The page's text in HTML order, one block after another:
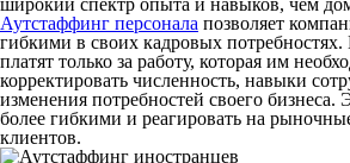
Аутстаффинг персонала позволяет
гибкими в своих кадровых
платят только за работу, которая им
корректировать численность, навыки
изменения потребностей своего бизнеса.
более гибкими и реагировать на
клиентов.